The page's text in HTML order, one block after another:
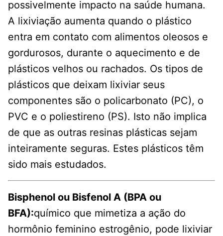
possivelmente impacto na saúde humana.
A lixiviação aumenta quando o plástico
entra em contato com alimentos oleosos e
gordurosos, durante o aquecimento e de
plásticos velhos ou rachados. Os tipos de
plásticos que deixam lixiviar seus
componentes são o policarbonato (PC), o
PVC e o poliestireno (PS). Isto não implica
de que as outras resinas plásticas sejam
inteiramente seguras. Estes plásticos têm
sido mais estudados.
Bisphenol ou Bisfenol A (BPA ou
BFA):químico que mimetiza a ação do
hormônio feminino estrogênio, pode lixiviar